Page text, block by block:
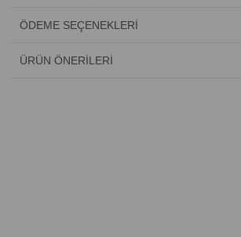
ÖDEME SEÇENEKLERI
ÜRÜN ÖNERILERI